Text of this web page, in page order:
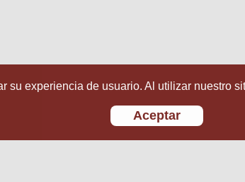
su experiencia de usuario. Al utilizar nuestro
Aceptar